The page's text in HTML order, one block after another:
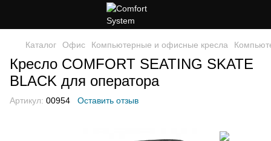
Каталог Офис Компьютерные и офисные кресла
Кресло COMFORT SEATING SKATE
BLACK для оператора
Артикул: 00954 Оставить отзыв